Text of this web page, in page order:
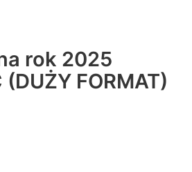
rok 2025
FORMAT)